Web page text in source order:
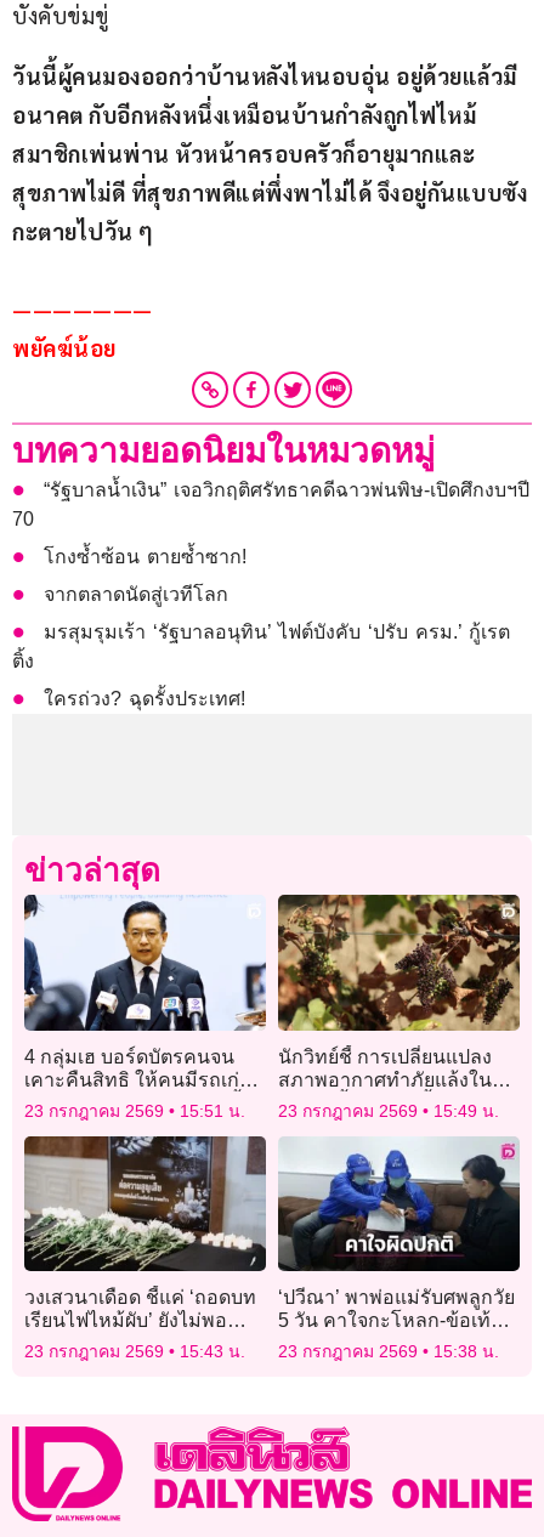
บังคับข่มขู่
วันนี้ผู้คนมองออกว่าบ้านหลังไหนอบอุ่น อยู่ด้วยแล้วมี
อนาคต กับอีกหลังหนึ่งเหมือนบ้านกำลังถูกไฟไหม้
สมาชิกเพ่นพ่าน หัวหน้าครอบครัวก็อายุมากและ
สุขภาพไม่ดี ที่สุขภาพดีแต่พึ่งพาไม่ได้ จึงอยู่กันแบบซัง
กะตายไปวัน ๆ
———————
พยัคฆ์น้อย
บทความยอดนิยมในหมวดหมู่
“รัฐบาลน้ำเงิน” เจอวิกฤติศรัทธาคดีฉาวพ่นพิษ-เปิดศึกงบฯปี
70
โกงซ้ำซ้อน ตายซ้ำซาก!
จากตลาดนัดสู่เวทีโลก
มรสุมรุมเร้า ‘รัฐบาลอนุทิน’ ไฟต์บังคับ ‘ปรับ ครม.’ กู้เรต
ติ้ง
ใครถ่วง? ฉุดรั้งประเทศ!
ข่าวล่าสุด
4 กลุ่มเฮ บอร์ดบัตรคนจน
เคาะคืนสิทธิ ให้คนมีรถเก่า
กศน. คนมีบัญชีหุ้นแต่ไม่ซื้อ
ขาย และกรรมการวิสาหกิจ
23 กรกฎาคม 2569 15:51 น.
นักวิทย์ชี้ การเปลี่ยนแปลง
สภาพอากาศทำภัยแล้งใน
ยุโรปปีนี้ “รุนแรงขึ้น”
23 กรกฎาคม 2569 15:49 น.
วงเสวนาเดือด ชี้แค่ ‘ถอดบท
เรียนไฟไหม้ผับ’ ยังไม่พอ
หลังเกิดโศกนาฏกรรม
ซ้ำซาก
23 กรกฎาคม 2569 15:43 น.
‘ปวีณา’ พาพ่อแม่รับศพลูกวัย
5 วัน คาใจกะโหลก-ข้อเท้า
ผิดปกติ รอผลชันสูตร 2-3
สัปดาห์
23 กรกฎาคม 2569 15:38 น.